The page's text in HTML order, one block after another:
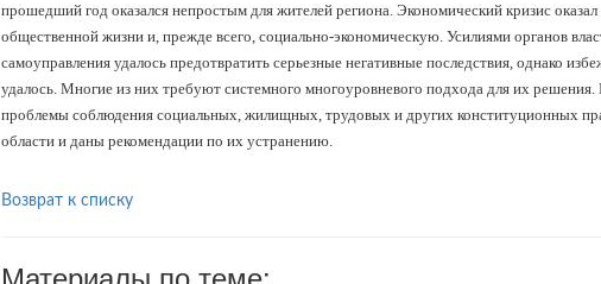
прошедший год оказался непростым для жителей региона. Экономический кризис
общественной жизни и, прежде всего, социально-экономическую. Усилиями органов
самоуправления уда­лось предотвратить серьезные негативные последствия, однако
удалось. Многие из них требуют системного многоуровневого подхода для их
проблемы соблюдения со­циальных, жилищных, трудовых и других конституционных
области и даны рекомендации по их устранению.
Возврат к списку